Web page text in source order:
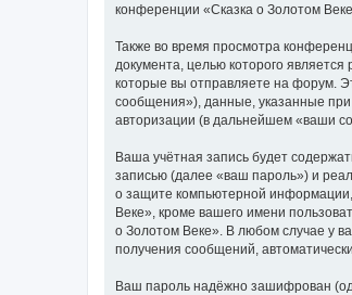
конференции «Сказка о Золотом
Также во время просмотра
документа, целью которого
которые вы отправляете на форум.
сообщения»), данные, указанные
авторизации (в дальнейшем «ваши
Ваша учётная запись будет
записью (далее «ваш пароль») и
о защите компьютерной
Веке», кроме вашего имени
о Золотом Веке». В любом случае у
получения сообщений,
Ваш пароль надёжно зашифрован